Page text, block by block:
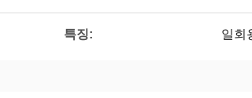
특징: 일회